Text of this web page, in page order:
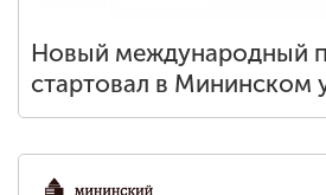
Новый международный
стартовал в Мининском